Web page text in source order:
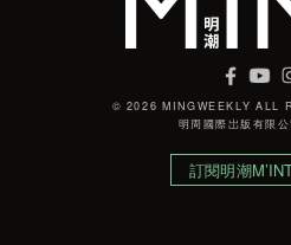
© 2026 MINGWEEKLY ALL
明周國際岀版有限
訂閱明潮